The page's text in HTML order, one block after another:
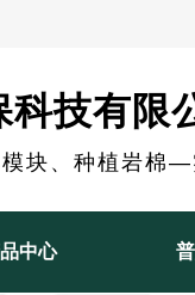
技有限
块、种植岩棉—
中心